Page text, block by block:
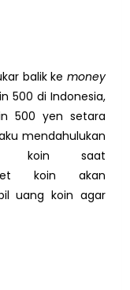
balik ke money
500 di Indonesia,
500 yen setara
mendahulukan
koin saat
koin akan
uang koin agar